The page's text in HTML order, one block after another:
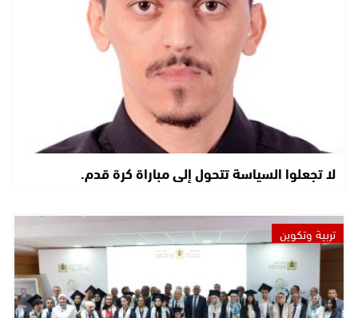
لا تجعلوا السياسة تتحول إلى مباراة كرة قدم.
تربية وتكوين